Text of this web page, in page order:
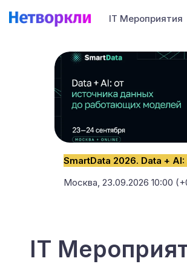
IT Мероприятия
Москва, 23.09.2026 10:00
IT